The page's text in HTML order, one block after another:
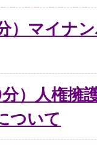
）マイナ
分）人権擁
ついて